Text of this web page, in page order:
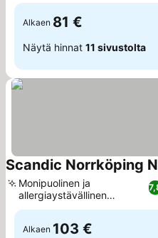
Alkaen 81 €
Näytä hinnat 11 sivustolta
Scandic Norrköping
Monipuolinen ja
allergiaystävällinen
aamiainen
Alkaen 103 €